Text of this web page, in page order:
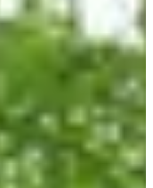
para nosotros. Aquí